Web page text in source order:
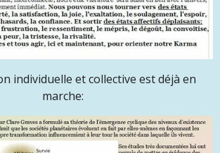
individuelle et collective est déjà en
marche: